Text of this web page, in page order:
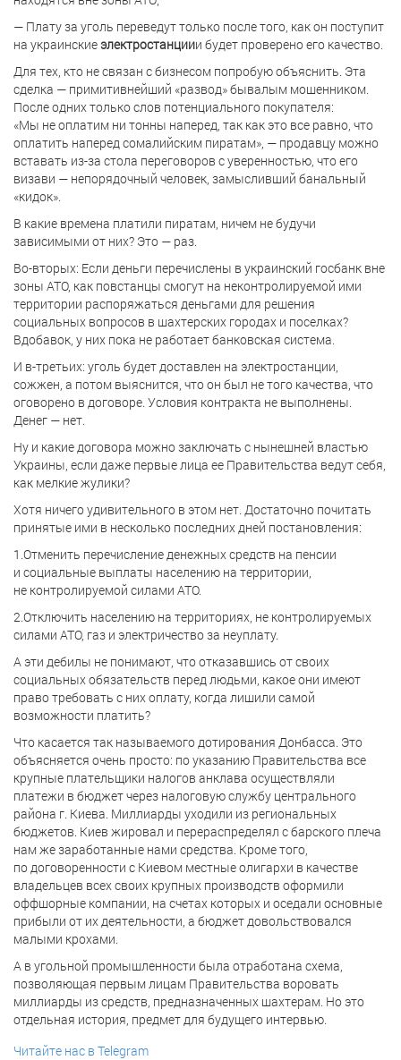
— Плату за уголь переведут только после того, как он поступит
на украинскиеэлектростанциии будет проверено его качество.
Для тех, кто не связан с бизнесом попробую объяснить. Эта
сделка — примитивнейший «развод» бывалым мошенником.
После одних только слов потенциального покупателя:
«Мы не оплатим ни тонны наперед, так как это все равно, что
оплатить наперед сомалийским пиратам», — продавцу можно
вставать из-за стола переговоров с уверенностью, что его
визави — непорядочный человек, замысливший банальный
«кидок».
В какие времена платили пиратам, ничем не будучи
зависимыми от них? Это — раз.
Во-вторых: Если деньги перечислены в украинский госбанк вне
зоны АТО, как повстанцы смогут на неконтролируемой ими
территории распоряжаться деньгами для решения
социальных вопросов в шахтерских городах и поселках?
Вдобавок, у них пока не работает банковская система.
И в-третьих: уголь будет доставлен на электростанции,
сожжен, а потом выяснится, что он был не того качества, что
оговорено в договоре. Условия контракта не выполнены.
Денег — нет.
Ну и какие договора можно заключать с нынешней властью
Украины, если даже первые лица ее Правительства ведут себя,
как мелкие жулики?
Хотя ничего удивительного в этом нет. Достаточно почитать
принятые ими в несколько последних дней постановления:
1.Отменить перечисление денежных средств на пенсии
и социальные выплаты населению на территории,
не контролируемой силами АТО.
2.Отключить населению на территориях, не контролируемых
силами АТО, газ и электричество за неуплату.
А эти дебилы не понимают, что отказавшись от своих
социальных обязательств перед людьми, какое они имеют
право требовать с них оплату, когда лишили самой
возможности платить?
Что касается так называемого дотирования Донбасса. Это
объясняется очень просто: по указанию Правительства все
крупные плательщики налогов анклава осуществляли
платежи в бюджет через налоговую службу центрального
района г. Киева. Миллиарды уходили из региональных
бюджетов. Киев жировал и перераспределял с барского плеча
нам же заработанные нами средства. Кроме того,
по договоренности с Киевом местные олигархи в качестве
владельцев всех своих крупных производств оформили
оффшорные компании, на счетах которых и оседали основные
прибыли от их деятельности, а бюджет довольствовался
малыми крохами.
А в угольной промышленности была отработана схема,
позволяющая первым лицам Правительства воровать
миллиарды из средств, предназначенных шахтерам. Но это
отдельная история, предмет для будущего интервью.
Читайте нас в Telegram